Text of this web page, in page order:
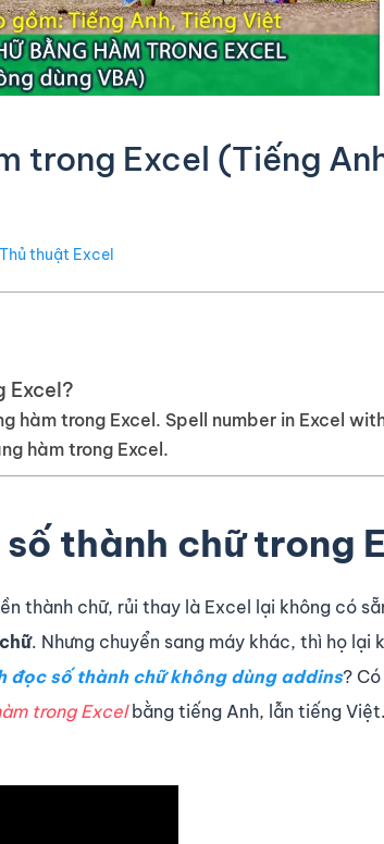
trong Excel (Tiếng
Thủ thuật Excel
Excel?
hàm trong Excel. Spell number in Excel
hàm trong Excel.
thành chữ trong
thành chữ, rủi thay là Excel lại không có
. Nhưng chuyển sang máy khác, thì họ lại
đọc số thành chữ không dùng addins?
trong Excelbằng tiếng Anh, lẫn tiếng Việt.